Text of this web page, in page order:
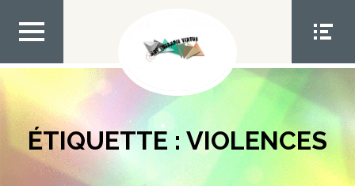
contenu
MEN
U TOP
MEN
SOCIA
L
ÉTIQUETTE :VIOLENCES